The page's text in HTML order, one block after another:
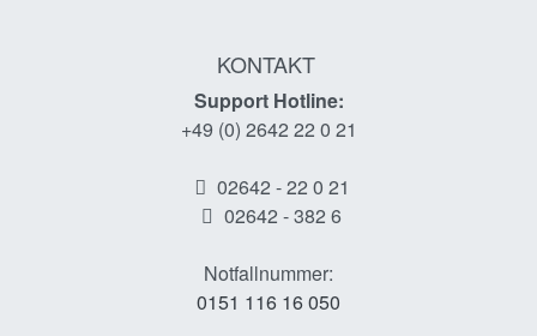
KONTAKT
Support Hotline:
+49 (0) 2642 22 0 21
02642 - 22 0 21
02642 - 382 6
Notfallnummer:
0151 116 16 050